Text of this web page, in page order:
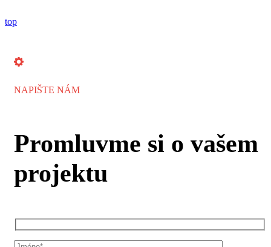
top
NAPIŠTE NÁM
Promluvme si o vašem
projektu